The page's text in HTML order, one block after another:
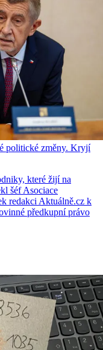
politické změny. Kryjí
které žijí na
šéf Asociace
redakci Aktuálně.cz k
předkupní právo